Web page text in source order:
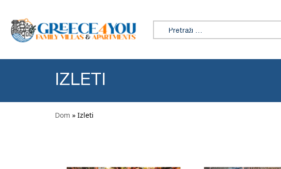
Tražiti:
IZLETI
Dom » Izleti